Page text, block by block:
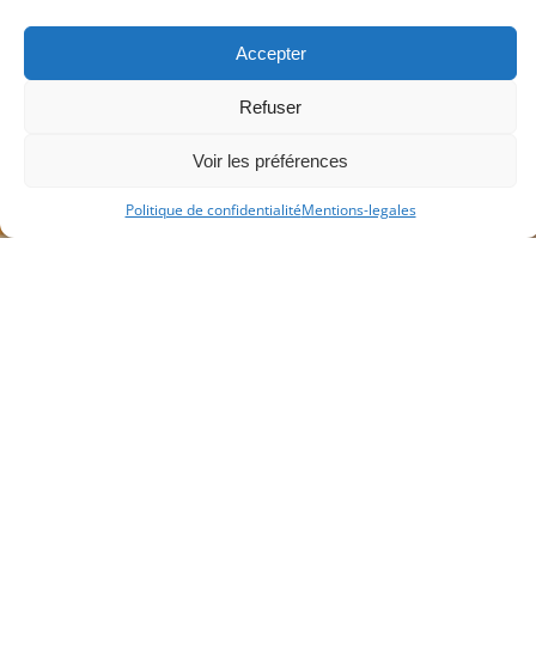
Accepter
Refuser
Voir les préférences
Politique de confidentialitéMentions-legales